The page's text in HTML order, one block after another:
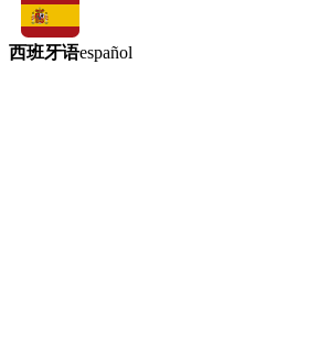
西班牙语español